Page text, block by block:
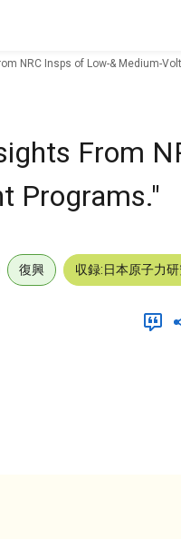
NRC Insps of Low-& Medium-
From
Programs."
復興 収録:日本原子力